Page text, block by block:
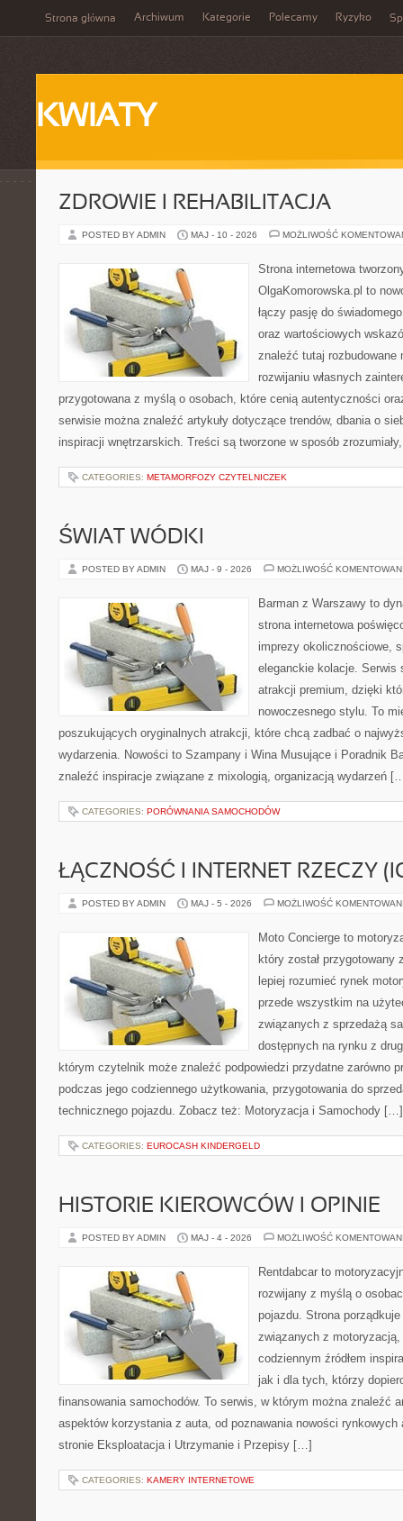
Strona główna Archiwum Kategorie Polecamy Ryzyko
KWIATY
ZDROWIE I REHABILITACJA
POSTED BY ADMIN MAJ - 10 - 2026 MOŻLIWOŚĆ
Strona internetowa
OlgaKomorowska.pl to
łączy pasję do
oraz wartościowych
znaleźć tutaj rozbudowane
rozwijaniu własnych
przygotowana z myślą o osobach, które cenią autentyczności
serwisie można znaleźć artykuły dotyczące trendów, dbania o
inspiracji wnętrzarskich. Treści są tworzone w sposób
CATEGORIES: METAMORFOZY CZYTELNICZEK
ŚWIAT WÓDKI
POSTED BY ADMIN MAJ - 9 - 2026 MOŻLIWOŚĆ
Barman z Warszawy to
strona internetowa
imprezy okolicznościowe,
eleganckie kolacje. Serwis
atrakcji premium, dzięki
nowoczesnego stylu. To
poszukujących oryginalnych atrakcji, które chcą zadbać o
wydarzenia. Nowości to Szampany i Wina Musujące i Poradnik
znaleźć inspiracje związane z mixologią, organizacją wydarzeń
CATEGORIES: PORÓWNANIA SAMOCHODÓW
ŁĄCZNOŚĆ I INTERNET RZECZY
POSTED BY ADMIN MAJ - 5 - 2026 MOŻLIWOŚĆ
Moto Concierge to
który został
lepiej rozumieć rynek
przede wszystkim na
związanych z sprzedażą
dostępnych na rynku z
którym czytelnik może znaleźć podpowiedzi przydatne zarówno
podczas jego codziennego użytkowania, przygotowania do
technicznego pojazdu. Zobacz też: Motoryzacja i Samochody […]
CATEGORIES: EUROCASH KINDERGELD
HISTORIE KIEROWCÓW I OPINIE
POSTED BY ADMIN MAJ - 4 - 2026 MOŻLIWOŚĆ
Rentdabcar to
rozwijany z myślą o
pojazdu. Strona
związanych z
codziennym źródłem
jak i dla tych, którzy
finansowania samochodów. To serwis, w którym można znaleźć
aspektów korzystania z auta, od poznawania nowości rynkowych
stronie Eksploatacja i Utrzymanie i Przepisy […]
CATEGORIES: KAMERY INTERNETOWE